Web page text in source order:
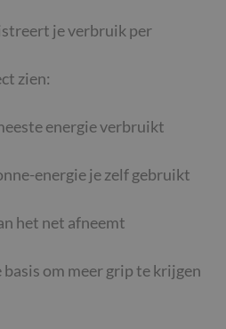
je verbruik per
zien:
energie verbruikt
energie je zelf gebruikt
het net afneemt
om meer grip te krijgen